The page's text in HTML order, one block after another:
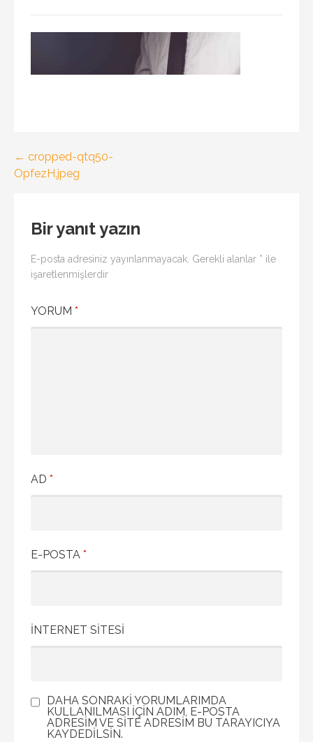
Yazı← cropped-qtq50-
OpfezH.jpeg
Bir yanıt yazın
E-posta adresiniz yayınlanmayacak. Gerekli alanlar * ile
işaretlenmişlerdir
YORUM *
AD *
E-POSTA *
İNTERNET SITESI
DAHA SONRAKI YORUMLARIMDA
KULLANILMASI IÇIN ADIM, E-POSTA
ADRESIM VE SITE ADRESIM BU TARAYICIYA
KAYDEDILSIN.